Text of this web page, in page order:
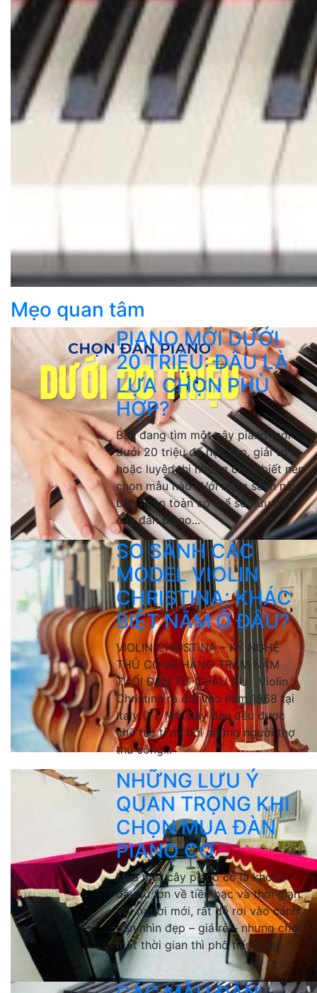
Mẹo quan tâm
PIANO MỚI DƯỚI
20 TRIỆU: ĐÂU LÀ
LỰA CHỌN PHÙ
HỢP?
Bạn đang tìm một cây piano mới
dưới 20 triệu để học tập, giải trí
hoặc luyện thi nhưng chưa biết nên
chọn mẫu nào? Với ngân sách này,
bạn hoàn toàn có thể sở hữu một
cây đàn piano...
SO SÁNH CÁC
MODEL VIOLIN
CHRISTINA: KHÁC
BIỆT NẰM Ở ĐÂU?
VIOLIN CHRISTINA – KỸ NGHỆ
THỦ CÔNG HÀNG TRĂM NĂM
TUỔI ĐẾN TỪ CHÂU ÂU Violin
Christina ra đời vào năm 1868 tại
Italy (Ý). Mỗi cây đàn đều được
chế tác tỉ mỉ bởi những người thợ
thủ công...
NHỮNG LƯU Ý
QUAN TRỌNG KHI
CHỌN MUA ĐÀN
PIANO CƠ
Mua một cây piano cơ là khoản
đầu tư lớn về tiền bạc và thời gian.
Với người mới, rất dễ rơi vào cảnh:
đàn nhìn đẹp – giá rẻ – nhưng chơi
một thời gian thì phô tiếng, kẹt...